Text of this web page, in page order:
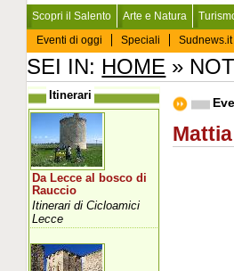
Scopri il Salento Arte e Natura
Eventi di oggi
Speciali Sudnews.it
SEI IN: HOME »
Itinerari
Da Lecce al bosco di
Rauccio
Itinerari di Cicloamici
Lecce